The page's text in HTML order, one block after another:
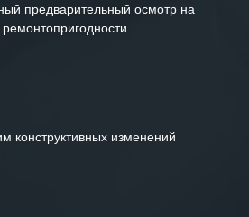
предварительный осмотр на
конструктивных изменений